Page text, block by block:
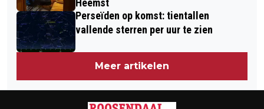
Perseïden op komst: tientallen
vallende sterren per uur te zien
Meer artikelen